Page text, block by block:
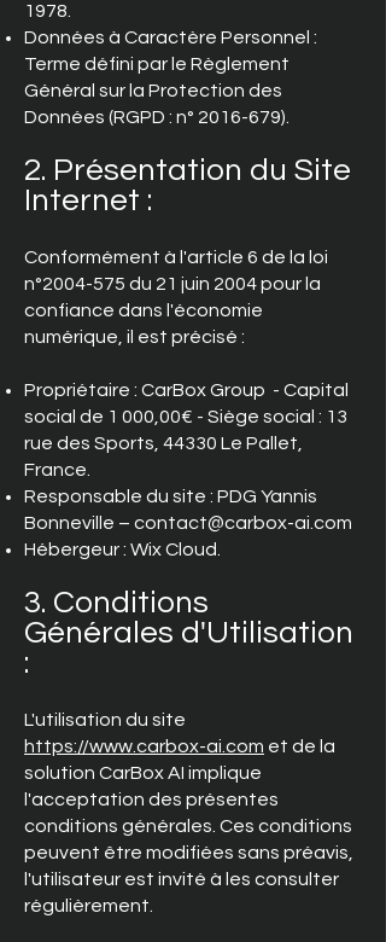
1978.
Données à Caractère Personnel :
Terme défini par le Règlement
Général sur la Protection des
Données (RGPD : n° 2016-679)
2. Présentation du Site
Internet :
Conformément à l'article 6 de la loi
n°2004-575 du 21 juin 2004 pour la
confiance dans l'économie
numérique, il est précisé :
Propriétaire : CarBox Group - Capital
social de 1 000,00€ - Siège social : 13
rue des Sports, 44330 Le Pallet,
France.
Responsable du site : PDG Yannis
Bonneville – contact@carbox-ai.com
Hébergeur : Wix Cloud.
3. Conditions
Générales d'Utilisation
:
L'utilisation du site
https://www.carbox-ai.com et de la
solution CarBox AI implique
l'acceptation des présentes
conditions générales. Ces conditions
peuvent être modifiées sans préavis,
l'utilisateur est invité à les consulter
régulièrement.